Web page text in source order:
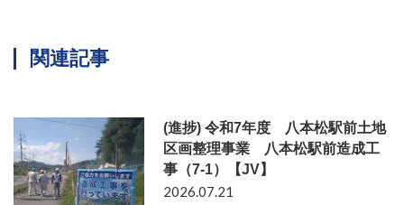
関連記事
(進捗) 令和7年度 八本松駅前土地
区画整理事業 八本松駅前造成工
事（7-1）【JV】
2026.07.21